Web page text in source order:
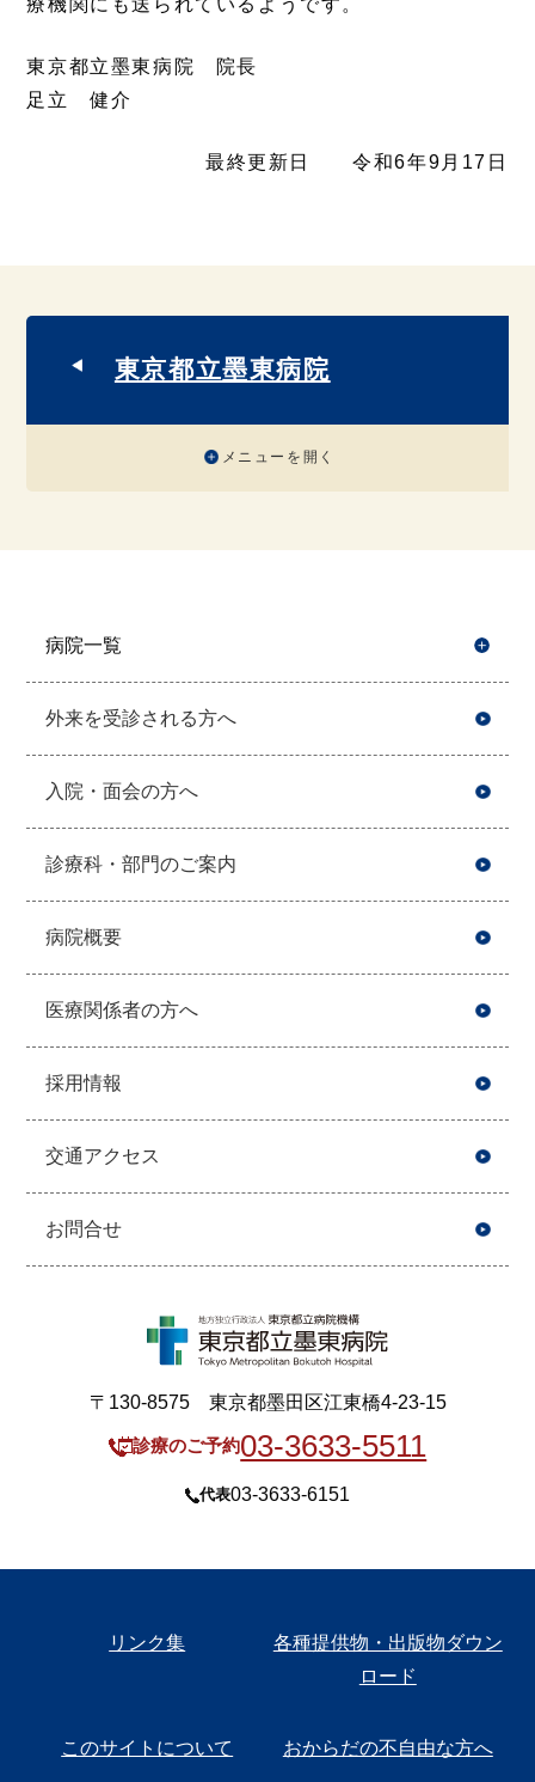
療機関にも送られているようです。
東京都立墨東病院 院長
足立 健介
最終更新日 令和6年9月17日
東京都立墨東病院
メニューを開く
病院一覧
外来を受診される方へ
入院・面会の方へ
診療科・部門のご案内
病院概要
医療関係者の方へ
採用情報
交通アクセス
お問合せ
〒130-8575 東京都墨田区江東橋4-23-15
診療のご予約03-3633-5511
代表03-3633-6151
リンク集
各種提供物・出版物ダウン
ロード
このサイトについて おからだの不自由な方へ